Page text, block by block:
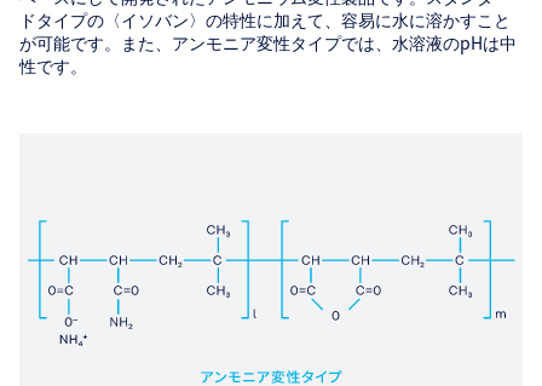
ドタイプの〈イソバン〉の特性に加えて、容易に水に溶かすこと
が可能です。また、アンモニア変性タイプでは、水溶液のpHは中
性です。